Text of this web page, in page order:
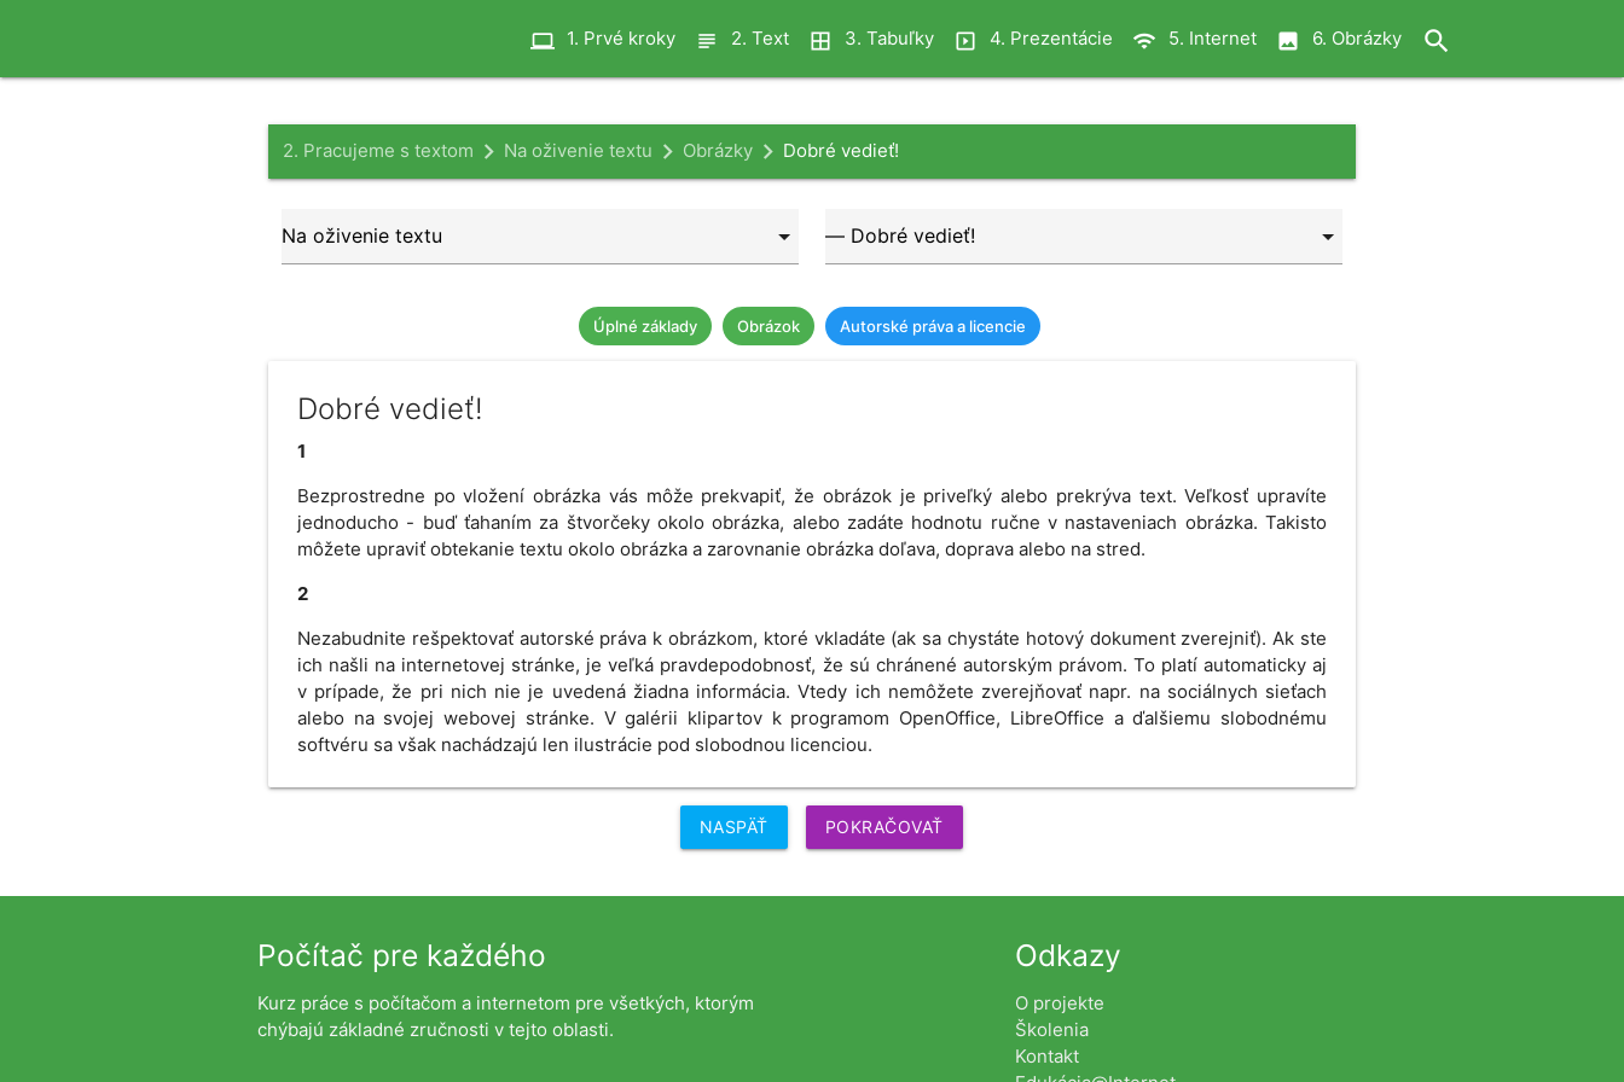
close
computer 1. Prvé kroky subject 2. Text border_all 3. Tabuľky slideshow 4. Prezentácie wifi 5. Internet image 6. Obrázky search
2. Pracujeme s textom Na oživenie textu Obrázky Dobré vedieť!
Úplné základy Obrázok Autorské práva a licencie
Dobré vedieť!
1
Bezprostredne po vložení obrázka vás môže prekvapiť, že obrázok je priveľký alebo prekrýva text. Veľkosť upravíte
jednoducho - buď ťahaním za štvorčeky okolo obrázka, alebo zadáte hodnotu ručne v nastaveniach obrázka. Takisto
môžete upraviť obtekanie textu okolo obrázka a zarovnanie obrázka doľava, doprava alebo na stred.
2
Nezabudnite rešpektovať autorské práva k obrázkom, ktoré vkladáte (ak sa chystáte hotový dokument zverejniť). Ak ste
ich našli na internetovej stránke, je veľká pravdepodobnosť, že sú chránené autorským právom. To platí automaticky aj
v prípade, že pri nich nie je uvedená žiadna informácia. Vtedy ich nemôžete zverejňovať napr. na sociálnych sieťach
alebo na svojej webovej stránke. V galérii klipartov k programom OpenOffice, LibreOffice a ďalšiemu slobodnému
softvéru sa však nachádzajú len ilustrácie pod slobodnou licenciou.
NASPÄŤ POKRAČOVAŤ
Počítač pre každého
Kurz práce s počítačom a internetom pre všetkých, ktorým
chýbajú základné zručnosti v tejto oblasti.
Odkazy
O projekte
Školenia
Kontakt